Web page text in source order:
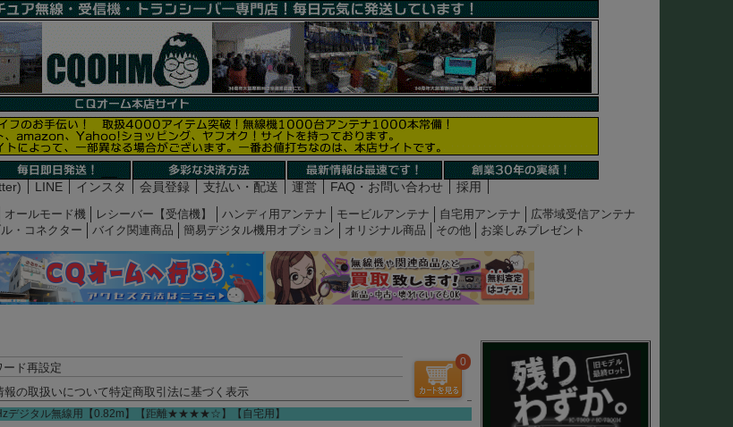
LINE インスタ 会員登録 支払い・配送 運営 FAQ・お問い合わせ 採用
オールモード機 レシーバー【受信機】 ハンディ用アンテナ モービルアンテナ 自宅用アンテナ
広帯域受信アンテナ
・コネクター バイク関連商品 簡易デジタル機用オプション オリジナル商品 その他 お楽しみプレゼント
0
ード再設定
報の取扱いについて特定商取引法に基づく表示
デジタル無線用【0.82m】【距離★★★★☆】【自宅用】